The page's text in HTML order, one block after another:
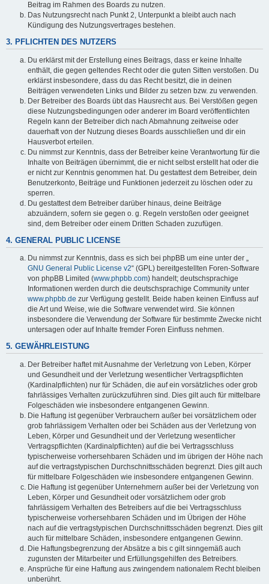
Beitrag im Rahmen des Boards zu nutzen.
Das Nutzungsrecht nach Punkt 2, Unterpunkt a bleibt auch nach
Kündigung des Nutzungsvertrages bestehen.
3. PFLICHTEN DES NUTZERS
Du erklärst mit der Erstellung eines Beitrags, dass er keine Inhalte
enthält, die gegen geltendes Recht oder die guten Sitten verstoßen. Du
erklärst insbesondere, dass du das Recht besitzt, die in deinen
Beiträgen verwendeten Links und Bilder zu setzen bzw. zu verwenden.
Der Betreiber des Boards übt das Hausrecht aus. Bei Verstößen gegen
diese Nutzungsbedingungen oder anderer im Board veröffentlichten
Regeln kann der Betreiber dich nach Abmahnung zeitweise oder
dauerhaft von der Nutzung dieses Boards ausschließen und dir ein
Hausverbot erteilen.
Du nimmst zur Kenntnis, dass der Betreiber keine Verantwortung für die
Inhalte von Beiträgen übernimmt, die er nicht selbst erstellt hat oder die
er nicht zur Kenntnis genommen hat. Du gestattest dem Betreiber, dein
Benutzerkonto, Beiträge und Funktionen jederzeit zu löschen oder zu
sperren.
Du gestattest dem Betreiber darüber hinaus, deine Beiträge
abzuändern, sofern sie gegen o. g. Regeln verstoßen oder geeignet
sind, dem Betreiber oder einem Dritten Schaden zuzufügen.
4. GENERAL PUBLIC LICENSE
Du nimmst zur Kenntnis, dass es sich bei phpBB um eine unter der „
GNU General Public License v2“ (GPL) bereitgestellten Foren-Software
von phpBB Limited (www.phpbb.com) handelt; deutschsprachige
Informationen werden durch die deutschsprachige Community unter
www.phpbb.de zur Verfügung gestellt. Beide haben keinen Einfluss auf
die Art und Weise, wie die Software verwendet wird. Sie können
insbesondere die Verwendung der Software für bestimmte Zwecke nicht
untersagen oder auf Inhalte fremder Foren Einfluss nehmen.
5. GEWÄHRLEISTUNG
Der Betreiber haftet mit Ausnahme der Verletzung von Leben, Körper
und Gesundheit und der Verletzung wesentlicher Vertragspflichten
(Kardinalpflichten) nur für Schäden, die auf ein vorsätzliches oder grob
fahrlässiges Verhalten zurückzuführen sind. Dies gilt auch für mittelbare
Folgeschäden wie insbesondere entgangenen Gewinn.
Die Haftung ist gegenüber Verbrauchern außer bei vorsätzlichem oder
grob fahrlässigem Verhalten oder bei Schäden aus der Verletzung von
Leben, Körper und Gesundheit und der Verletzung wesentlicher
Vertragspflichten (Kardinalpflichten) auf die bei Vertragsschluss
typischerweise vorhersehbaren Schäden und im übrigen der Höhe nach
auf die vertragstypischen Durchschnittsschäden begrenzt. Dies gilt auch
für mittelbare Folgeschäden wie insbesondere entgangenen Gewinn.
Die Haftung ist gegenüber Unternehmern außer bei der Verletzung von
Leben, Körper und Gesundheit oder vorsätzlichem oder grob
fahrlässigem Verhalten des Betreibers auf die bei Vertragsschluss
typischerweise vorhersehbaren Schäden und im Übrigen der Höhe
nach auf die vertragstypischen Durchschnittsschäden begrenzt. Dies gilt
auch für mittelbare Schäden, insbesondere entgangenen Gewinn.
Die Haftungsbegrenzung der Absätze a bis c gilt sinngemäß auch
zugunsten der Mitarbeiter und Erfüllungsgehilfen des Betreibers.
Ansprüche für eine Haftung aus zwingendem nationalem Recht bleiben
unberührt.